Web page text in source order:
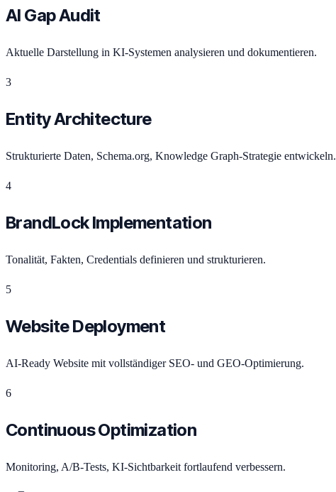
AI Gap Audit
Aktuelle Darstellung in KI-Systemen analysieren und dokumentieren.
3
Entity Architecture
Strukturierte Daten, Schema.org, Knowledge Graph-Strategie entwickeln.
4
BrandLock Implementation
Tonalität, Fakten, Credentials definieren und strukturieren.
5
Website Deployment
AI-Ready Website mit vollständiger SEO- und GEO-Optimierung.
6
Continuous Optimization
Monitoring, A/B-Tests, KI-Sichtbarkeit fortlaufend verbessern.